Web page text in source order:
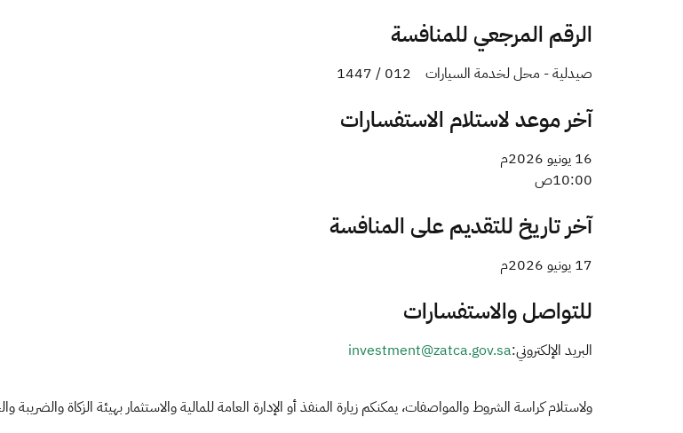
الزكاة الجمارك
الرقم المرجعي للمنافسة
صيدلية - محل لخدمة السيارات 012 / 1447
آخر موعد لاستلام الاستفسارات
16 يونيو 2026م
10:00ص
آخر تاريخ للتقديم على المنافسة
17 يونيو 2026م
للتواصل والاستفسارات
البريد الإلكتروني:investment@zatca.gov.sa
ولاستلام كراسة الشروط والمواصفات، يمكنكم زيارة المنفذ أو الإدارة العامة للمالية والاستثمار بهيئة الزكاة